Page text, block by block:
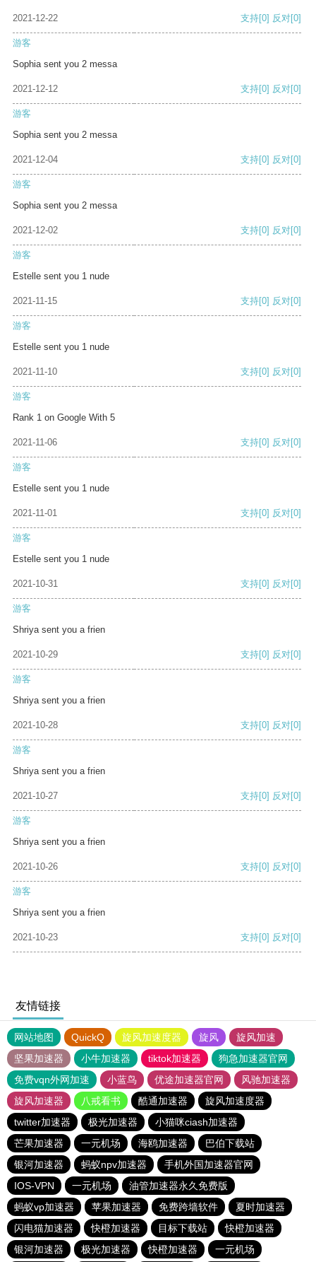
2021-12-22 支持[0] 反对[0]
游客
Sophia sent you 2 messa
2021-12-12 支持[0] 反对[0]
游客
Sophia sent you 2 messa
2021-12-04 支持[0] 反对[0]
游客
Sophia sent you 2 messa
2021-12-02 支持[0] 反对[0]
游客
Estelle sent you 1 nude
2021-11-15 支持[0] 反对[0]
游客
Estelle sent you 1 nude
2021-11-10 支持[0] 反对[0]
游客
Rank 1 on Google With 5
2021-11-06 支持[0] 反对[0]
游客
Estelle sent you 1 nude
2021-11-01 支持[0] 反对[0]
游客
Estelle sent you 1 nude
2021-10-31 支持[0] 反对[0]
游客
Shriya sent you a frien
2021-10-29 支持[0] 反对[0]
游客
Shriya sent you a frien
2021-10-28 支持[0] 反对[0]
游客
Shriya sent you a frien
2021-10-27 支持[0] 反对[0]
游客
Shriya sent you a frien
2021-10-26 支持[0] 反对[0]
游客
Shriya sent you a frien
2021-10-23 支持[0] 反对[0]
友情链接
网站地图 QuickQ 旋风加速度器 旋风
旋风加速
坚果加速器
小牛加速器 tiktok加速器
狗急加速器官网
免费vqn外网加速
小蓝鸟 优途加速器官网
风驰加速器
旋风加速器
八戒看书 酷通加速器
旋风加速度器
twitter加速器
极光加速器
小猫咪ciash加速器
芒果加速器
一元机场 海鸥加速器
巴伯下载站
银河加速器
蚂蚁npv加速器
手机外国加速器官网
IOS-VPN
一元机场
油管加速器永久免费版
蚂蚁vp加速器
苹果加速器 免费跨墙软件
夏时加速器
闪电猫加速器
快橙加速器 目标下载站
快橙加速器
银河加速器
极光加速器 快橙加速器 一元机场